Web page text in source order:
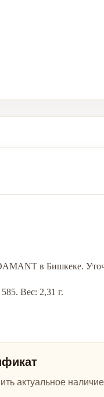
в Бишкеке.
Вес: 2,31 г.
актуальное